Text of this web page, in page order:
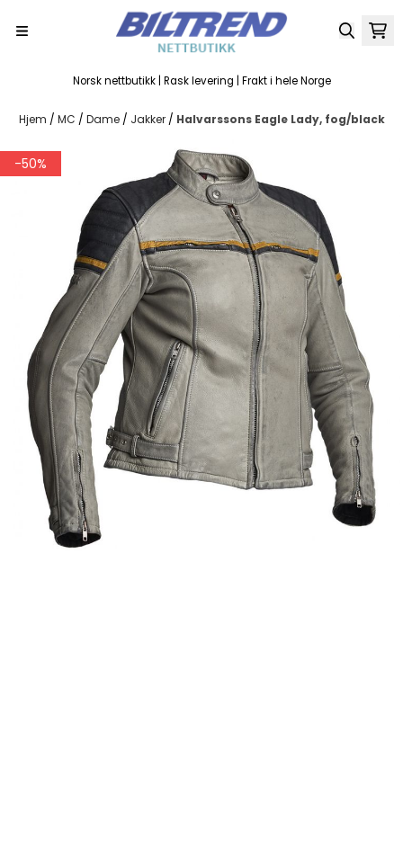
Norsk nettbutikk | Rask levering | Frakt i hele Norge
Hjem / MC / Dame / Jakker / Halvarssons Eagle Lady, fog/black
-50%